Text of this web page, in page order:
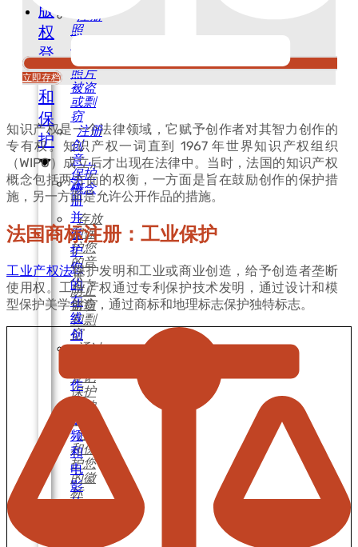
注册
照
防止
照片
被盗
或剽
窃
注册
创
意，
保护
概念
存放
和保
护您
的音
乐，
防止
盗窃
和剽
窃
通过
登记
保护
您的
软件
注册
和保
护您
的徽
标
版
权
登
记
和
保
护
注
册
并
保
护
您
的
在
线
创
作
品
视
频
和
电
影
的
立即存档
知识产权是一个法律领域，它赋予创作者对其智力创作的
专有权。知识产权一词直到 1967 年世界知识产权组织
（WIPO）成立后才出现在法律中。当时，法国的知识产权
概念包括两方面的权衡，一方面是旨在鼓励创作的保护措
施，另一方面是允许公开作品的措施。
法国商标注册：工业保护
工业产权法保护发明和工业或商业创造，给予创造者垄断
使用权。工业产权通过专利保护技术发明，通过设计和模
型保护美学创造，通过商标和地理标志保护独特标志。